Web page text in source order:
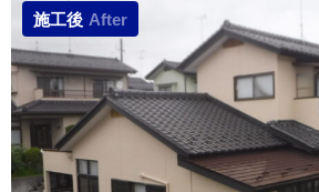
施工後 After